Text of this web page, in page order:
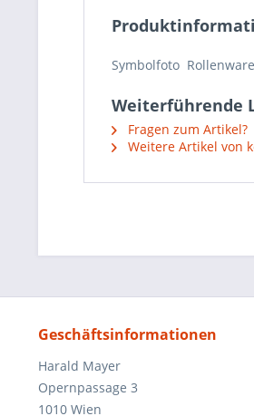
Symbolfoto
Weiterführende
Fragen zum Artikel?
Weitere Artikel von
Geschäftsinformationen
Harald Mayer
Opernpassage 3
1010 Wien